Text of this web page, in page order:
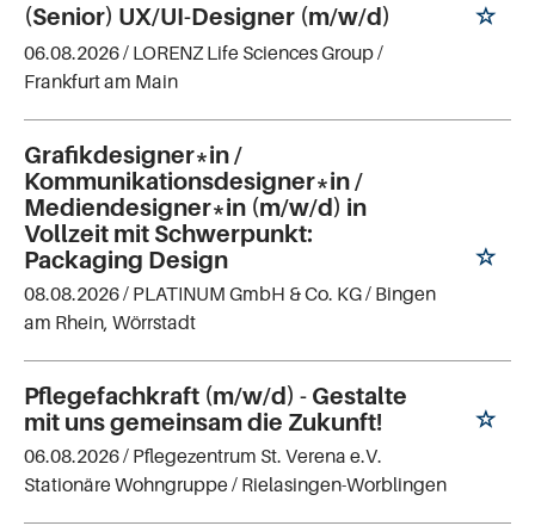
(Senior) UX/UI-Designer (m/w/d)
06.08.2026 / LORENZ Life Sciences Group/
Frankfurt am Main
Grafikdesigner*in /
Kommunikationsdesigner*in /
Mediendesigner*in (m/w/d) in
Vollzeit mit Schwerpunkt:
Packaging Design
08.08.2026 / PLATINUM GmbH & Co. KG/ Bingen
am Rhein, Wörrstadt
Pflegefachkraft (m/w/d) - Gestalte
mit uns gemeinsam die Zukunft!
06.08.2026 / Pflegezentrum St. Verena e.V.
Stationäre Wohngruppe/ Rielasingen-Worblingen